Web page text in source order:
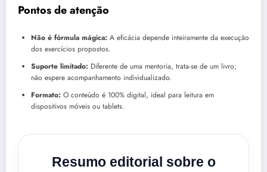
Pontos de atenção
Não é fórmula mágica: A eficácia depende inteiramente da execução
dos exercícios propostos.
Suporte limitado: Diferente de uma mentoria, trata-se de um livro;
não espere acompanhamento individualizado.
Formato: O conteúdo é 100% digital, ideal para leitura em
dispositivos móveis ou tablets.
Resumo editorial sobre o